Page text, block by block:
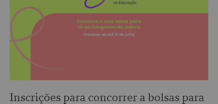
Inscrições para concorrer a bolsas para